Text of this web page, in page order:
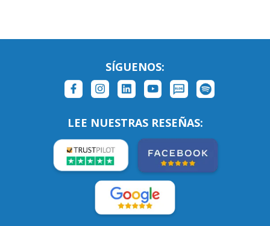
SÍGUENOS:
LEE NUESTRAS RESEÑAS: